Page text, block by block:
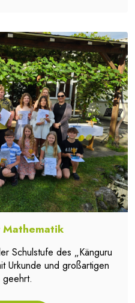
Mathematik
Schulstufe des „Känguru
Urkunde und großartigen
geehrt.